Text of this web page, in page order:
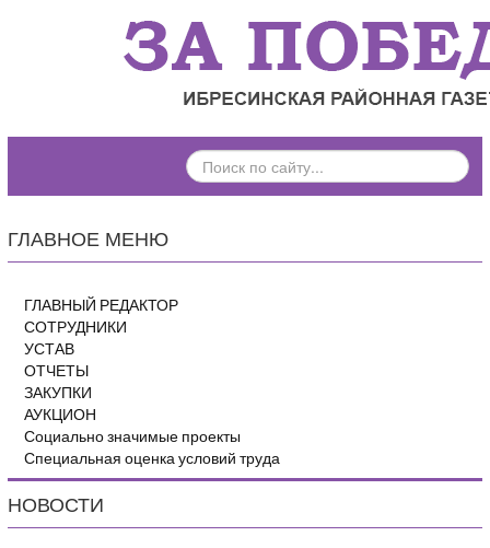
ПОИСК
ПО
ГЛАВНОЕ МЕНЮ
ГЛАВНЫЙ РЕДАКТОР
СОТРУДНИКИ
УСТАВ
ОТЧЕТЫ
ЗАКУПКИ
АУКЦИОН
Социально значимые проекты
Специальная оценка условий труда
НОВОСТИ